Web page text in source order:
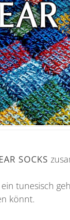
SOCKS
tunesisch
könnt.